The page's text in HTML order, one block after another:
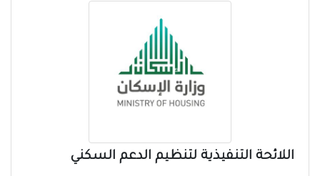
اللائحة التنفيذية لتنظيم الدعم السكني